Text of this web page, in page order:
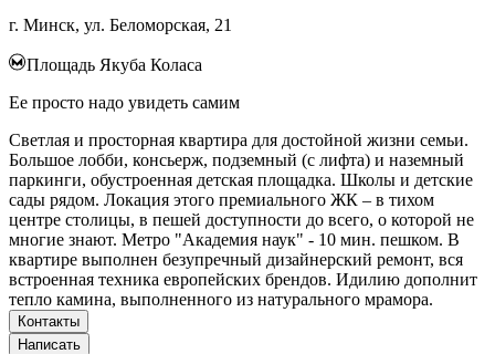
г. Минск, ул. Беломорская, 21
Площадь Якуба Коласа
Ее просто надо увидеть самим
Светлая и просторная квартира для достойной жизни семьи.
Большое лобби, консьерж, подземный (с лифта) и наземный
паркинги, обустроенная детская площадка. Школы и детские
сады рядом. Локация этого премиального ЖК – в тихом
центре столицы, в пешей доступности до всего, о которой не
многие знают. Метро "Академия наук" - 10 мин. пешком. В
квартире выполнен безупречный дизайнерский ремонт, вся
встроенная техника европейских брендов. Идилию дополнит
тепло камина, выполненного из натурального мрамора.
Контакты
Написать